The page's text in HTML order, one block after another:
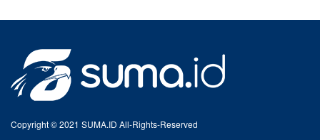
Copyright © 2021 SUMA.ID All-Rights-Reserved